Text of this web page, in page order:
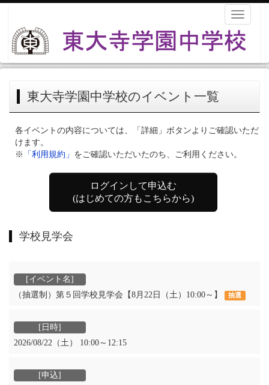
Toggle
東大寺学園中学校のイベント一覧
各イベントの内容については、「詳細」ボタンよりご確認いただ
けます。
※
「利用規約」 をご確認いただいたのち、ご利用ください。
ログインして申込む
(はじめての方もこちらから)
学校見学会
（抽選制）第５回学校見学会【8月22日（土）10:00～】 抽選
2026/08/22（土） 10:00～12:15